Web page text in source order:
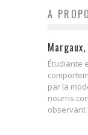
A
Étudiante
par la
nourris
observant